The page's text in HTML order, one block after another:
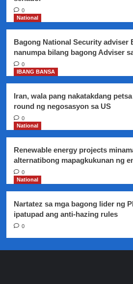
Laurel
V
pabuya
ni
Duterte
ang
ng
20
gabinete
sa
Japan
0
National
Bagong National Security adviser
nanumpa bilang bagong Adviser
0
IBANG BANSA
Iran, wala pang nakatakdang
round ng negosasyon sa US
0
National
Renewable energy projects
alternatibong mapagkukunan ng
0
National
Nartatez sa mga bagong lider ng
ipatupad ang anti-hazing rules
0